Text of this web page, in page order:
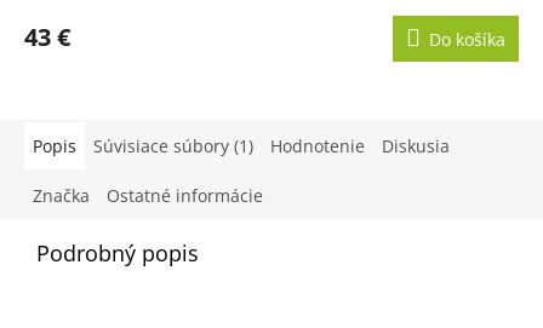
43 € Do košíka
Popis Súvisiace súbory (1) Hodnotenie Diskusia
Značka Ostatné informácie
Podrobný popis